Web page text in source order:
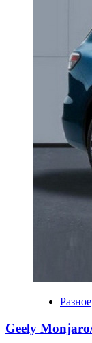
Разное
Geely